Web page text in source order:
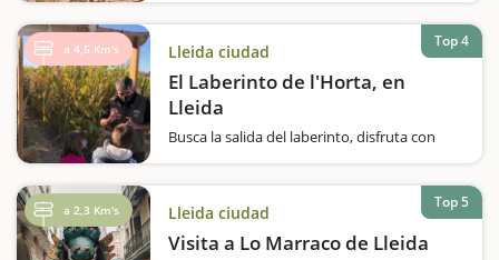
musulmana, y que a causa de los diferentes
conflictos de los que fue testigo…
a 4,5 Km's Lleida ciudad
El Laberinto de l'Horta, en
Lleida
Busca la salida del laberinto, disfruta con
actividades diferentes…
Top 4
a 2,3 Km's Lleida ciudad
Visita a Lo Marraco de Lleida
Top 5